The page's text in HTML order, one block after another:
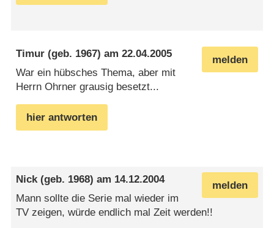
melden
Timur (geb. 1967) am22.04.2005
War ein hübsches Thema, aber mit
Herrn Ohrner grausig besetzt...
hier antworten
melden
Nick (geb. 1968) am 14.12.2004
Mann sollte die Serie mal wieder im
TV zeigen, würde endlich mal Zeit werden!!